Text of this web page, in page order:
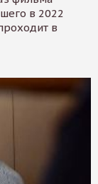
в 2022
в